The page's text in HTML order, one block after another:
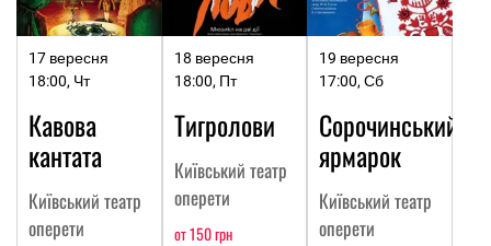
17 вересня
18:00, Чт
Кавова
кантата
Київський театр
оперети
18 вересня
18:00, Пт
Тигролови
Київський театр
оперети
от 150 грн
19 вересня
17:00, Сб
Сорочинський
ярмарок
Київський театр
оперети